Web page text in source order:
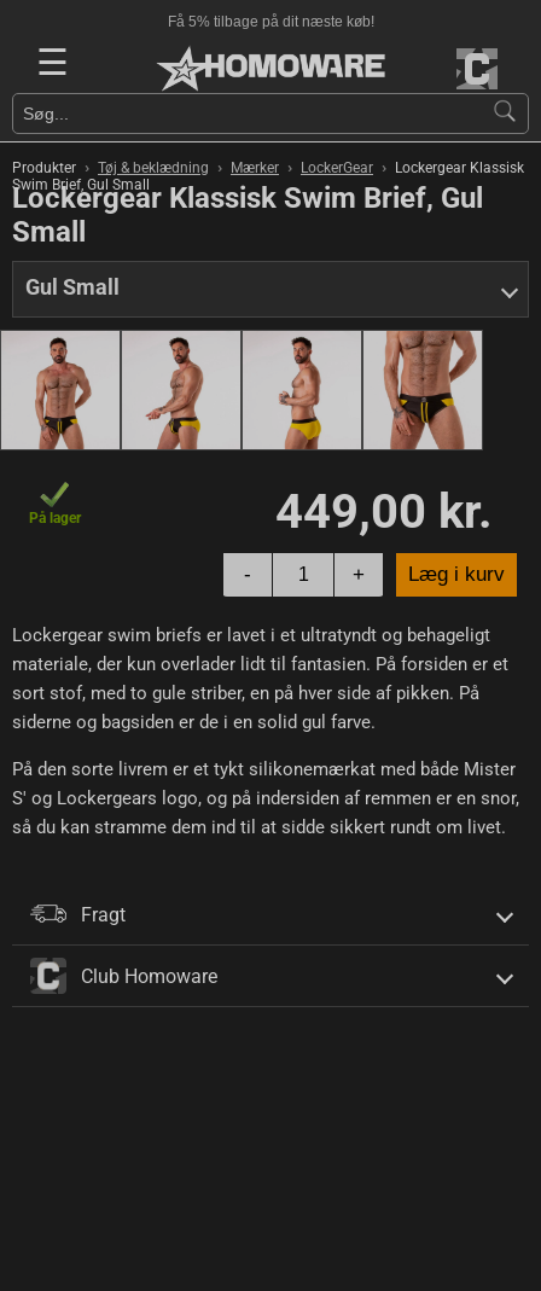
Få 5% tilbage på dit næste køb!
☰
Produkter › Tøj & beklædning › Mærker › LockerGear ›
Lockergear Klassisk
Swim Brief, Gul Small
Lockergear Klassisk Swim Brief, Gul
Small
Gul Small
På lager 449,00 kr.
- + Læg i kurv
Lockergear swim briefs er lavet i et ultratyndt og behageligt
materiale, der kun overlader lidt til fantasien. På forsiden er et
sort stof, med to gule striber, en på hver side af pikken. På
siderne og bagsiden er de i en solid gul farve.
På den sorte livrem er et tykt silikonemærkat med både Mister
S' og Lockergears logo, og på indersiden af remmen er en snor,
så du kan stramme dem ind til at sidde sikkert rundt om livet.
Fragt
Club Homoware